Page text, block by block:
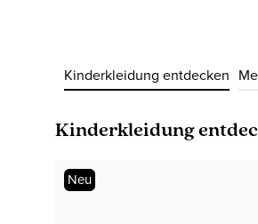
Kinderkleidung entdecken
Produktgalerie überspringen
Kinderkleidung
Neu